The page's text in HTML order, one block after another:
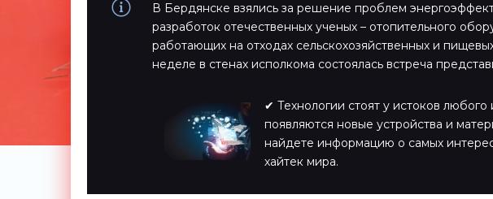
В Бердянске взялись за решение проблем
разработок отечественных ученых – отопительного
работающих на отходах сельскохозяйственных и
неделе в стенах исполкома состоялась встреча
✔ Технологии стоят у истоков
появляются новые устройства и
найдете информацию о самых
хайтек мира.